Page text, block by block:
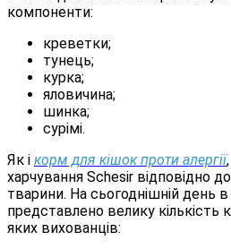
компоненти:
креветки;
тунець;
курка;
яловичина;
шинка;
сурімі.
Як і корм для кішок проти алергії
харчування Schesir відповідно
тварини. На сьогоднішній день в
представлено велику кількість
яких вихованців: